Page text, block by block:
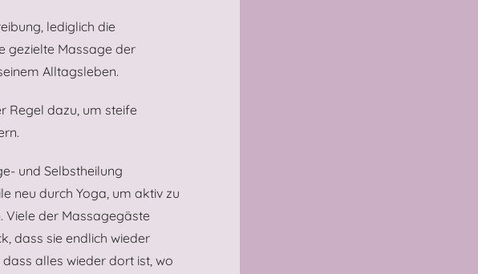
lediglich die
gezielte Massage der
Alltagsleben.
Regel dazu, um steife
und Selbstheilung
neu durch Yoga, um aktiv zu
Viele der Massagegäste
dass sie endlich wieder
alles wieder dort ist, wo